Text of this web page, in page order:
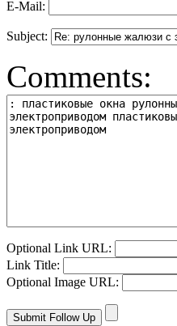
E-Mail:
Subject:
Comments:
Optional Link URL:
Link Title:
Optional Image URL: